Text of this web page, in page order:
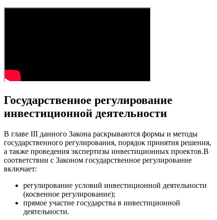
Государственное регулирование
инвестиционной деятельности
В главе III данного Закона раскрываются формы и методы
государственного регулирования, порядок принятия решения,
а также проведения экспертизы инвестиционных проектов.В
соответствии с Законом государственное регулирование
включает:
регулирование условий инвестиционной деятельности
(косвенное регулирование);
прямое участие государства в инвестиционной
деятельности.